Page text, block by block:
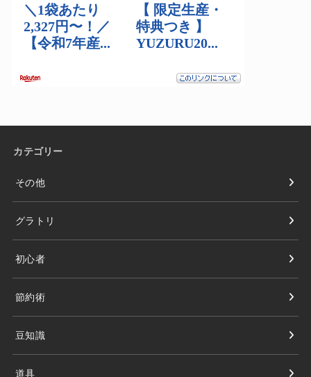
カテゴリー
その他
グラトリ
初心者
節約術
豆知識
道具